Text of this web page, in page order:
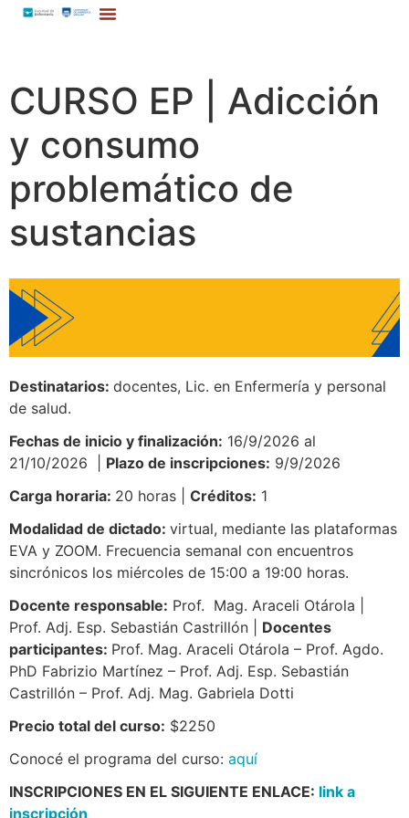
CURSO EP | Adicción
y consumo
problemático de
sustancias
Destinatarios: docentes, Lic. en Enfermería y personal
de salud.
Fechas de inicio y finalización: 16/9/2026 al
21/10/2026 | Plazo de inscripciones: 9/9/2026
Carga horaria: 20 horas | Créditos: 1
Modalidad de dictado: virtual, mediante las plataformas
EVA y ZOOM. Frecuencia semanal con encuentros
sincrónicos los miércoles de 15:00 a 19:00 horas.
Docente responsable: Prof. Mag. Araceli Otárola |
Prof. Adj. Esp. Sebastián Castrillón | Docentes
participantes: Prof. Mag. Araceli Otárola – Prof. Agdo.
PhD Fabrizio Martínez – Prof. Adj. Esp. Sebastián
Castrillón – Prof. Adj. Mag. Gabriela Dotti
Precio total del curso: $2250
Conocé el programa del curso: aquí
INSCRIPCIONES EN EL SIGUIENTE ENLACE: link a
inscripción